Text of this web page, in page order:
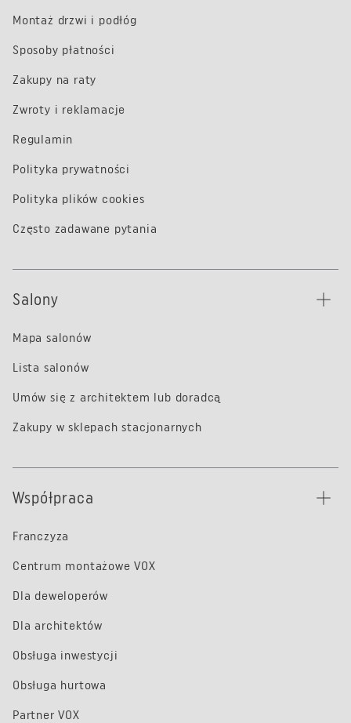
Montaż drzwi i podłóg
Sposoby płatności
Zakupy na raty
Zwroty i reklamacje
Regulamin
Polityka prywatności
Polityka plików cookies
Często zadawane pytania
Salony
Mapa salonów
Lista salonów
Umów się z architektem lub doradcą
Zakupy w sklepach stacjonarnych
Współpraca
Franczyza
Centrum montażowe VOX
Dla deweloperów
Dla architektów
Obsługa inwestycji
Obsługa hurtowa
Partner VOX